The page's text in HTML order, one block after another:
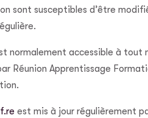
sont susceptibles d’être
normalement accessible à tout
Réunion Apprentissage
est mis à jour régulièrement